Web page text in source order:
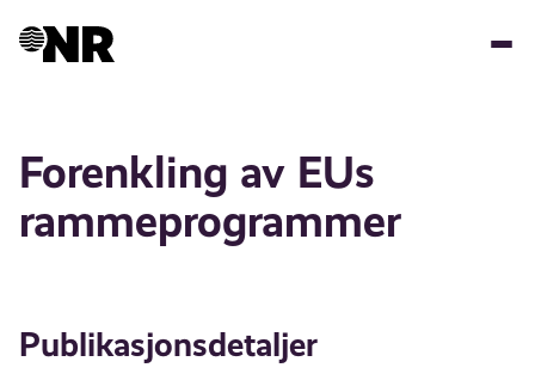
Forenkling av EUs
rammeprogrammer
Publikasjonsdetaljer